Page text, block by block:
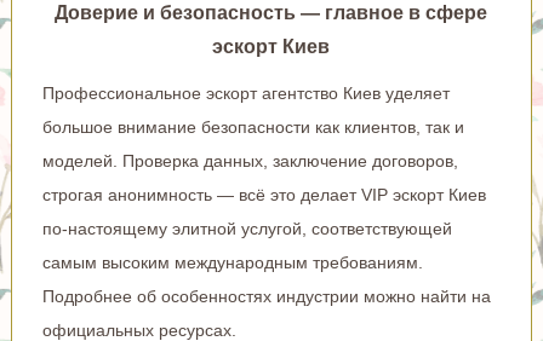
Доверие и безопасность — главное в сфере
эскорт Киев
Профессиональное эскорт агентство Киев уделяет
большое внимание безопасности как клиентов, так и
моделей. Проверка данных, заключение договоров,
строгая анонимность — всё это делает VIP эскорт Киев
по-настоящему элитной услугой, соответствующей
самым высоким международным требованиям.
Подробнее об особенностях индустрии можно найти на
официальных ресурсах.